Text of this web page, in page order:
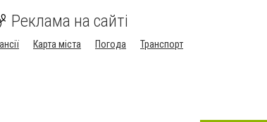
Реклама на сайті
Карта міста Погода
Транспорт